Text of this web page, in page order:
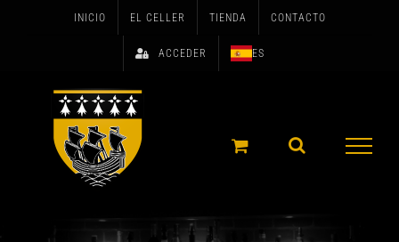
INICIO EL CELLER TIENDA CONTACTO
ACCEDER ES